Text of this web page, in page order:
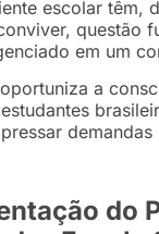
escolar têm,
questão
em um
a
demandas
do